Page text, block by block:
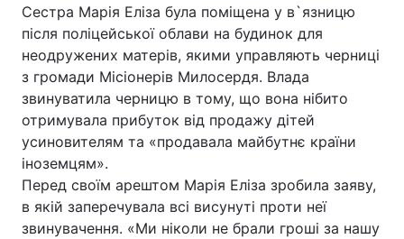
Сестра Марія Еліза була поміщена у в`язницю
після поліцейської облави на будинок для
неодружених матерів, якими управляють черниці
з громади Місіонерів Милосердя. Влада
звинуватила черницю в тому, що вона нібито
отримувала прибуток від продажу дітей
усиновителям та «продавала майбутнє країни
іноземцям».
Перед своїм арештом Марія Еліза зробила заяву,
в якій заперечувала всі висунуті проти неї
звинувачення. «Ми ніколи не брали гроші за нашу